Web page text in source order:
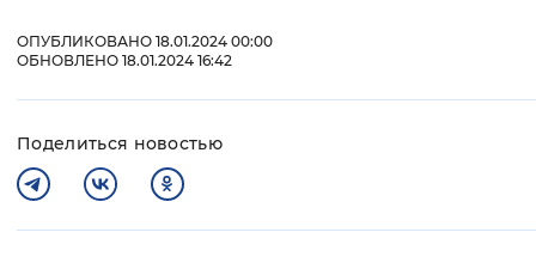
ОПУБЛИКОВАНО 18.01.2024 00:00
ОБНОВЛЕНО 18.01.2024 16:42
Поделиться новостью